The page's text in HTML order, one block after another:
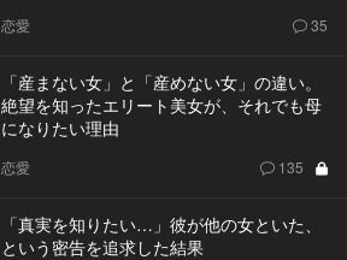
恋愛 35
「産まない女」と「産めない女」の違い。
絶望を知ったエリート美女が、それでも母
になりたい理由
恋愛 135
「真実を知りたい…」彼が他の女といた、
という密告を追求した結果